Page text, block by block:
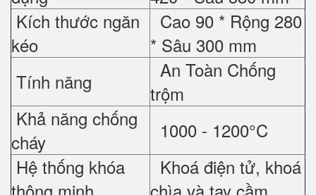
Kích thước ngăn
kéo
Cao 90 * Rộng 280
* Sâu 300 mm
Tính năng
An Toàn Chống
trộm
Khả năng chống
cháy
1000 - 1200°C
Hệ thống khóa
Khoá điện tử, khoá